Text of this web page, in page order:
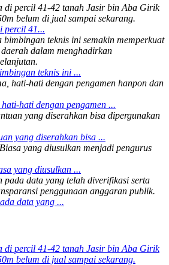
percil 41...
teknis ini ...
hati dengan pengamen ...
yang diserahkan bisa ...
yang diusulkan ...
data yang ...